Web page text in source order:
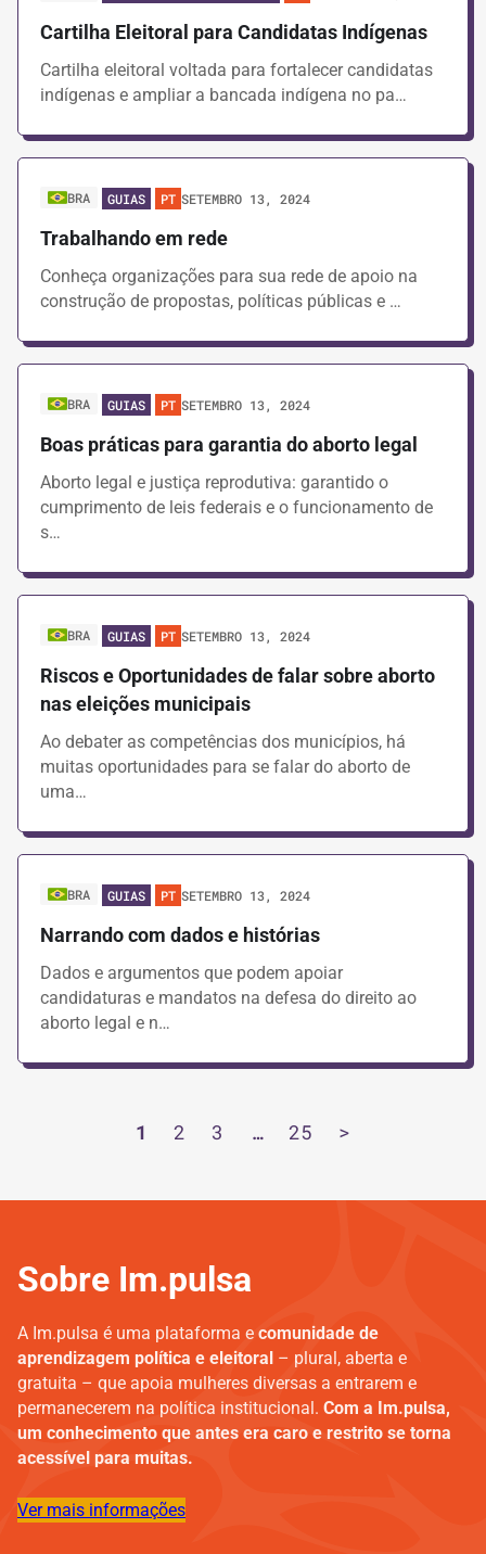
Cartilha Eleitoral para Candidatas Indígenas
Cartilha eleitoral voltada para fortalecer candidatas
indígenas e ampliar a bancada indígena no pa…
BRA GUIAS PT SETEMBRO 13, 2024
Trabalhando em rede
Conheça organizações para sua rede de apoio na
construção de propostas, políticas públicas e …
BRA GUIAS PT SETEMBRO 13, 2024
Boas práticas para garantia do aborto legal
Aborto legal e justiça reprodutiva: garantido o
cumprimento de leis federais e o funcionamento de
s…
BRA GUIAS PT SETEMBRO 13, 2024
Riscos e Oportunidades de falar sobre aborto
nas eleições municipais
Ao debater as competências dos municípios, há
muitas oportunidades para se falar do aborto de
uma…
BRA GUIAS PT SETEMBRO 13, 2024
Narrando com dados e histórias
Dados e argumentos que podem apoiar
candidaturas e mandatos na defesa do direito ao
aborto legal e n…
1 2 3 … 25 >
Sobre Im.pulsa
A Im.pulsa é uma plataforma e comunidade de
aprendizagem política e eleitoral – plural, aberta e
gratuita – que apoia mulheres diversas a entrarem e
permanecerem na política institucional. Com a Im.pulsa,
um conhecimento que antes era caro e restrito se torna
acessível para muitas.
Ver mais informações